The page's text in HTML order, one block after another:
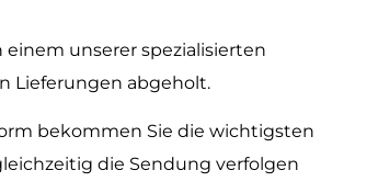
einem unserer spezialisierten
Lieferungen abgeholt.
bekommen Sie die wichtigsten
die Sendung verfolgen